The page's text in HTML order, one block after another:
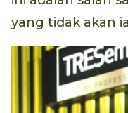
yang tidak akan